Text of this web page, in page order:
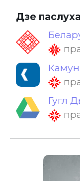
Дзе
Гугл